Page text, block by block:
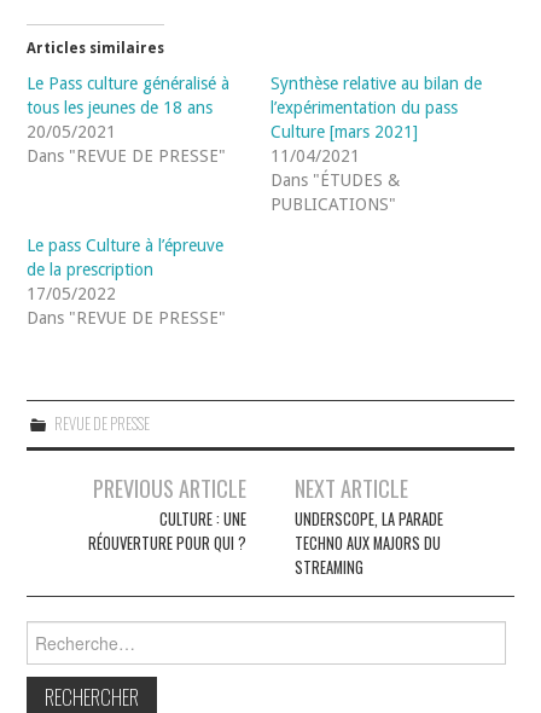
Articles similaires
Le Pass culture généralisé à
tous les jeunes de 18 ans
20/05/2021
Dans "REVUE DE PRESSE"
Synthèse relative au bilan de
l’expérimentation du pass
Culture [mars 2021]
11/04/2021
Dans "ÉTUDES &
PUBLICATIONS"
Le pass Culture à l’épreuve
de la prescription
17/05/2022
Dans "REVUE DE PRESSE"
REVUE DE PRESSE
Navigation
articles
PREVIOUS ARTICLE
CULTURE : UNE
RÉOUVERTURE POUR QUI ?
NEXT ARTICLE
UNDERSCOPE, LA PARADE
TECHNO AUX MAJORS DU
STREAMING